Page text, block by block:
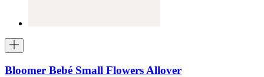
Bloomer Bebé Small Flowers Allover